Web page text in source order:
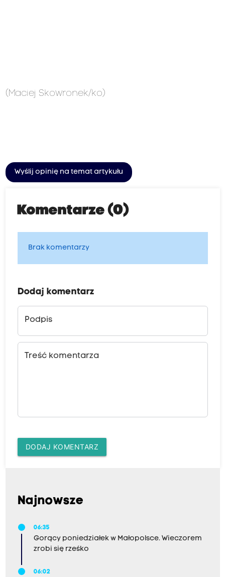
(Maciej Skowronek/ko)
Wyślij opinię na temat artykułu
Komentarze (0)
Brak komentarzy
Dodaj komentarz
Podpis
Treść komentarza
DODAJ KOMENTARZ
Najnowsze
06:35
Gorący poniedziałek w Małopolsce. Wieczorem
zrobi się rześko
06:02